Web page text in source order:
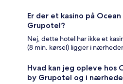
Er der et kasino på
Grupotel?
Nej, dette hotel har ikke et
(8 min. kørsel) ligger i
Hvad kan jeg opleve hos
by Grupotel og i